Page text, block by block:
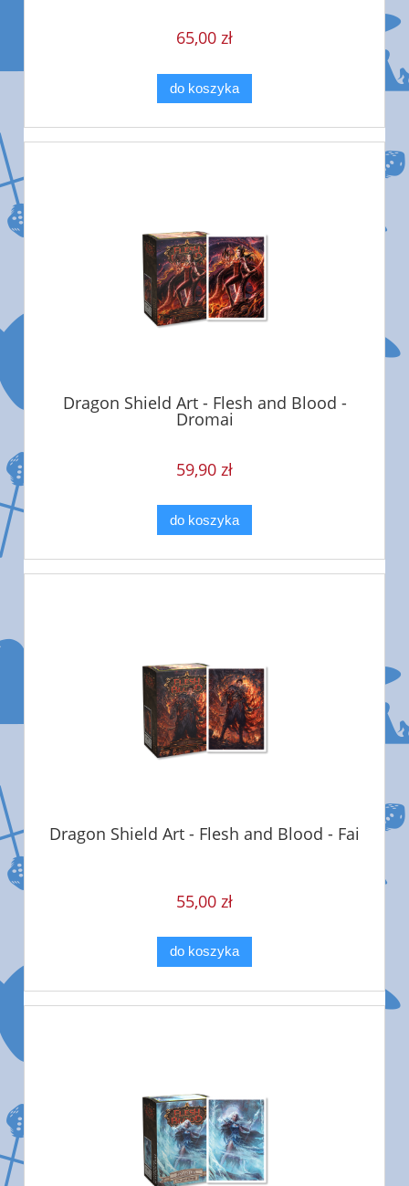
65,00 zł
do koszyka
Dragon Shield Art - Flesh and Blood -
Dromai
59,90 zł
do koszyka
Dragon Shield Art - Flesh and Blood - Fai
55,00 zł
do koszyka